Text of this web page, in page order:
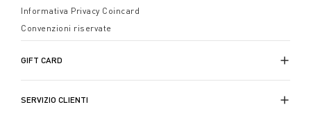
Informativa Privacy Coincard
Convenzioni riservate
GIFT CARD
SERVIZIO CLIENTI